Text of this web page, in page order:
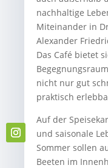
nachhaltige
Miteinander in
Alexander
Das Café bietet
nicht nur gut
praktisch
Auf der
und saisonale
Sommer sollen
Beeten im